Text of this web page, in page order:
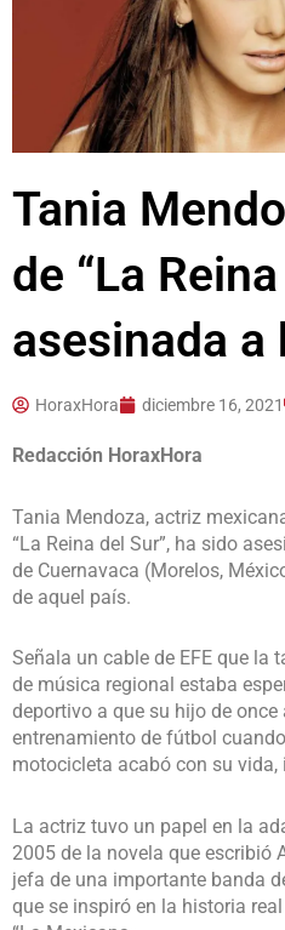
Tania
de “La
asesinada a
HoraxHora diciembre 16, 2021
Redacción HoraxHora
Tania Mendoza, actriz
“La Reina del Sur”, ha sido
de Cuernavaca (Morelos,
de aquel país.
Señala un cable de EFE que la
de música regional estaba
deportivo a que su hijo de
entrenamiento de fútbol
motocicleta acabó con su vida,
La actriz tuvo un papel en la
2005 de la novela que escribió
jefa de una importante banda
que se inspiró en la historia